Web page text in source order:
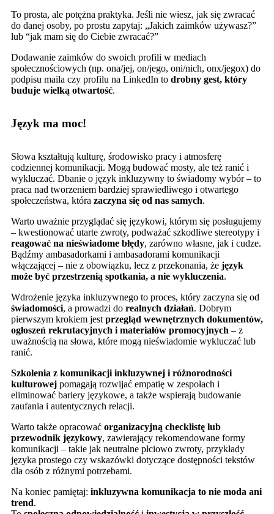
To prosta, ale potężna praktyka. Jeśli nie wiesz, jak się zwracać
do danej osoby, po prostu zapytaj: „Jakich zaimków używasz?”
lub “jak mam się do Ciebie zwracać?”
Dodawanie zaimków do swoich profili w mediach
społecznościowych (np. ona/jej, on/jego, oni/nich, onx/jegox) do
podpisu maila czy profilu na LinkedIn to drobny gest, który
buduje wielką otwartość.
Język ma moc!
Słowa kształtują kulturę, środowisko pracy i atmosferę
codziennej komunikacji. Mogą budować mosty, ale też ranić i
wykluczać. Dbanie o język inkluzywny to świadomy wybór – to
praca nad tworzeniem bardziej sprawiedliwego i otwartego
społeczeństwa, która zaczyna się od nas samych.
Warto uważnie przyglądać się językowi, którym się posługujemy
– kwestionować utarte zwroty, podważać szkodliwe stereotypy i
reagować na nieświadome błędy, zarówno własne, jak i cudze.
Bądźmy ambasadorkami i ambasadorami komunikacji
włączającej – nie z obowiązku, lecz z przekonania, że język
może być przestrzenią spotkania, a nie wykluczenia.
Wdrożenie języka inkluzywnego to proces, który zaczyna się od
świadomości, a prowadzi do realnych działań. Dobrym
pierwszym krokiem jestprzegląd wewnętrznych dokumentów,
ogłoszeń rekrutacyjnych i materiałów promocyjnych – z
uważnością na słowa, które mogą nieświadomie wykluczać lub
ranić.
Szkolenia z komunikacji inkluzywnej i różnorodności
kulturowej pomagają rozwijać empatię w zespołach i
eliminować bariery językowe, a także wspierają budowanie
zaufania i autentycznych relacji.
Warto także opracować organizacyjną checklistę lub
przewodnik językowy, zawierający rekomendowane formy
komunikacji – takie jak neutralne płciowo zwroty, przykłady
języka prostego czy wskazówki dotyczące dostępności tekstów
dla osób z różnymi potrzebami.
Na koniec pamiętaj: inkluzywna komunikacja to nie moda ani
trend.